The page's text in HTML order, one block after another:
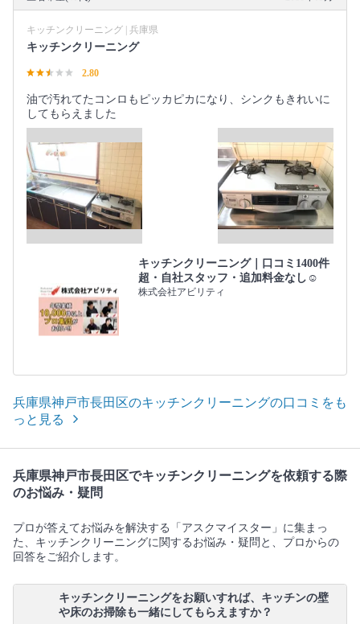
キッチンクリーニング | 兵庫県
キッチンクリーニング
2.80
油で汚れてたコンロもピッカピカになり、シンクもきれいに
してもらえました
キッチンクリーニング｜口コミ1400件
超・自社スタッフ・追加料金なし☺️
株式会社アビリティ
兵庫県神戸市長田区のキッチンクリーニングの口コミをも
っと見る
兵庫県神戸市長田区でキッチンクリーニングを依頼する際
のお悩み・疑問
プロが答えてお悩みを解決する「アスクマイスター」に集まっ
た、キッチンクリーニングに関するお悩み・疑問と、プロからの
回答をご紹介します。
キッチンクリーニングをお願いすれば、キッチンの壁
や床のお掃除も一緒にしてもらえますか？